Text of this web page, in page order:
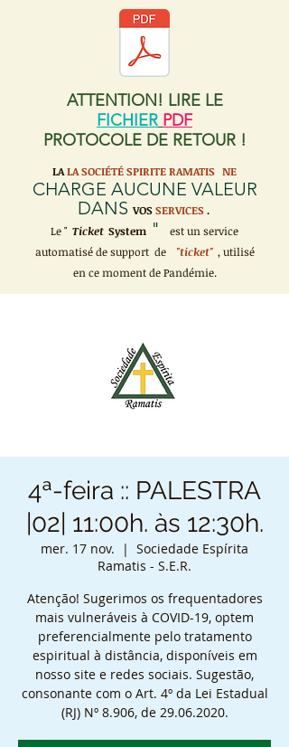
ATTENTION! LIRE LE
FICHIER PDF
PROTOCOLE DE RETOUR !
LALA SOCIÉTÉ SPIRITE RAMATIS NE
CHARGE AUCUNE VALEUR
DANS VOS SERVICES.
Le " Ticket System "
est un service
automatisé de support de
"ticket" , utilisé
en ce moment de Pandémie.
4ª-feira :: PALESTRA
|02| 11:00h. às 12:30h.
mer. 17 nov.
  |
Sociedade Espírita
Ramatis - S.E.R.
Atenção! Sugerimos os frequentadores
mais vulneráveis à COVID-19, optem
preferencialmente pelo tratamento
espiritual à distância, disponíveis em
nosso site e redes sociais. Sugestão,
consonante com o Art. 4º da Lei Estadual
(RJ) Nº 8.906, de 29.06.2020.